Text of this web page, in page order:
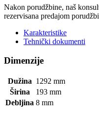
Nakon porudžbine, naš
rezervisana predajom
Karakteristike
Tehnički dokumenti
Dimenzije
Dužina 1292 mm
Širina
193 mm
Debljina 8 mm